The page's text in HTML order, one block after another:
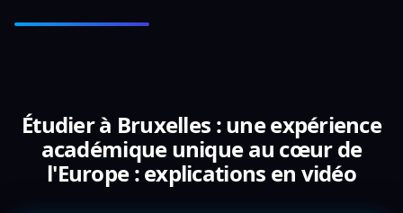
Étudier à Bruxelles : une expérience
académique unique au cœur de
l'Europe : explications en vidéo